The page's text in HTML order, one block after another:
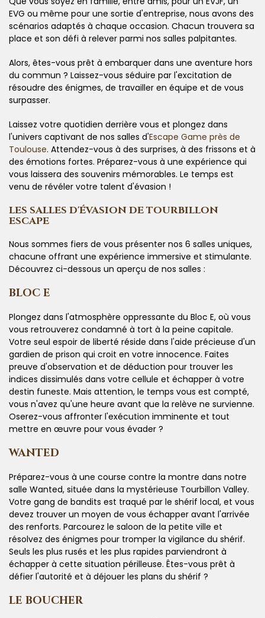
EVG ou même pour une sortie d'entreprise, nous avons des
scénarios adaptés à chaque occasion. Chacun trouvera sa
place et son défi à relever parmi nos salles palpitantes.
Alors, êtes-vous prêt à embarquer dans une aventure hors
du commun ? Laissez-vous séduire par l'excitation de
résoudre des énigmes, de travailler en équipe et de vous
surpasser.
Laissez votre quotidien derrière vous et plongez dans
l'univers captivant de nos salles d'Escape Game près de
Toulouse. Attendez-vous à des surprises, à des frissons et à
des émotions fortes. Préparez-vous à une expérience qui
vous laissera des souvenirs mémorables. Le temps est
venu de révéler votre talent d'évasion !
LES SALLES D'ÉVASION DE TOURBILLON
ESCAPE
Nous sommes fiers de vous présenter nos 6 salles uniques,
chacune offrant une expérience immersive et stimulante.
Découvrez ci-dessous un aperçu de nos salles :
BLOC E
Plongez dans l'atmosphère oppressante du Bloc E, où vous
vous retrouverez condamné à tort à la peine capitale.
Votre seul espoir de liberté réside dans l'aide précieuse d'un
gardien de prison qui croit en votre innocence. Faites
preuve d'observation et de déduction pour trouver les
indices dissimulés dans votre cellule et échapper à votre
destin funeste. Mais attention, le temps vous est compté,
vous n'avez qu'une heure avant que la relève ne survienne.
Oserez-vous affronter l'exécution imminente et tout
mettre en œuvre pour vous évader ?
WANTED
Préparez-vous à une course contre la montre dans notre
salle Wanted, située dans la mystérieuse Tourbillon Valley.
Votre gang de bandits est traqué par le shérif local, et vous
devez trouver un moyen de vous échapper avant l'arrivée
des renforts. Parcourez le saloon de la petite ville et
résolvez des énigmes pour tromper la vigilance du shérif.
Seuls les plus rusés et les plus rapides parviendront à
échapper à cette situation périlleuse. Êtes-vous prêt à
défier l'autorité et à déjouer les plans du shérif ?
LE BOUCHER